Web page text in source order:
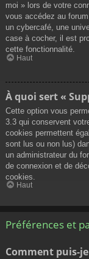
moi » lors de votre
vous accédez au
un cybercafé, une
case à cocher, il est
cette fonctionnalité.
Haut
À quoi sert «
Cette option vous
3.3 qui conservent
cookies permettent
sont lus ou non lus)
un administrateur du
de connexion et de
cookies.
Haut
Préférences et
Comment puis-